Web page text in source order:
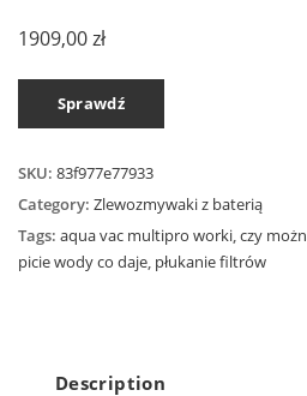
1909,00zł
Sprawdź
SKU: 83f977e77933
Category: Zlewozmywaki z baterią
Tags: aqua vac multipro worki,czy
picie wody co daje, płukanie filtrów
Description